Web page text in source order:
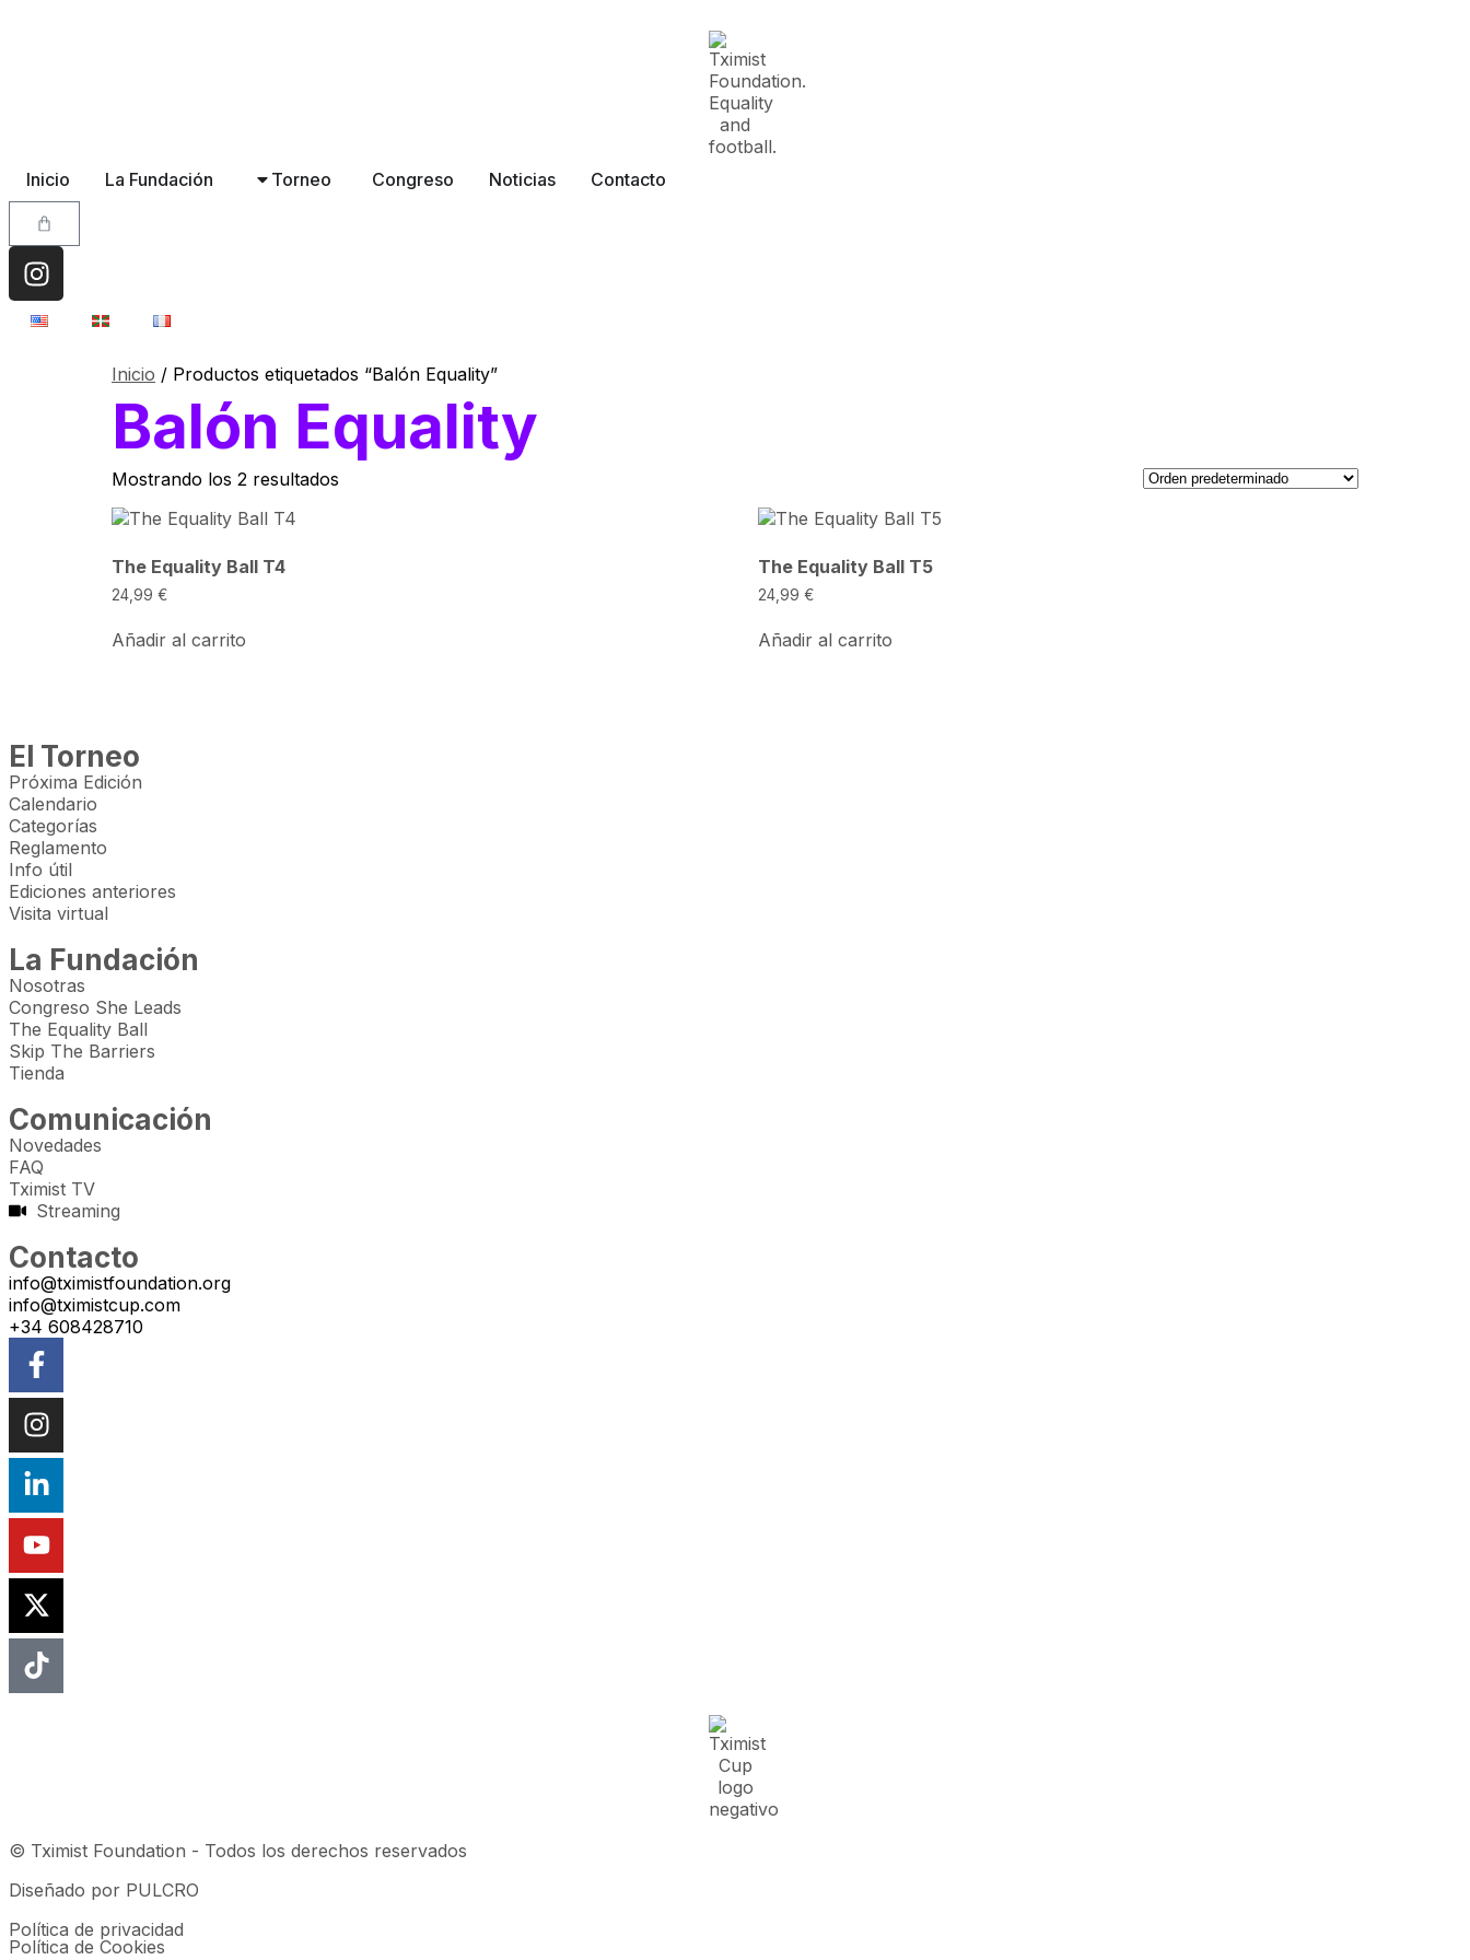
Inicio La Fundación Torneo Congreso Noticias Contacto
Inicio / Productos etiquetados “Balón Equality”
Balón Equality
Mostrando los 2 resultados
The Equality Ball T4
24,99 €
Añadir al carrito
The Equality Ball T5
24,99 €
Añadir al carrito
El Torneo
Próxima Edición
Calendario
Categorías
Reglamento
Info útil
Ediciones anteriores
Visita virtual
La Fundación
Nosotras
Congreso She Leads
The Equality Ball
Skip The Barriers
Tienda
Comunicación
Novedades
FAQ
Tximist TV
Streaming
Contacto
info@tximistfoundation.org
info@tximistcup.com
+34 608428710
© Tximist Foundation - Todos los derechos reservados
Diseñado por PULCRO
Política de privacidad
Política de Cookies